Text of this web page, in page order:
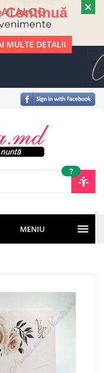
Continuă
MULTE DETALII
?
MENIU